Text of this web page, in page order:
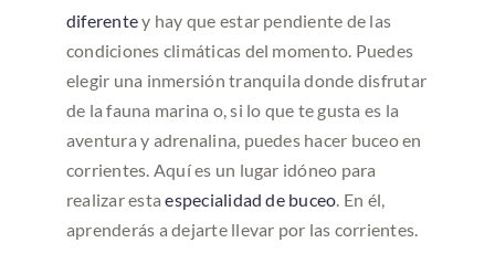
diferentey hay que estar pendiente de las
condiciones climáticas del momento. Puedes
elegir una inmersión tranquila donde disfrutar
de la fauna marina o, si lo que te gusta es la
aventura y adrenalina, puedes hacer buceo en
corrientes. Aquí es un lugar idóneo para
realizar estaespecialidad de buceo. En él,
aprenderás a dejarte llevar por las corrientes.